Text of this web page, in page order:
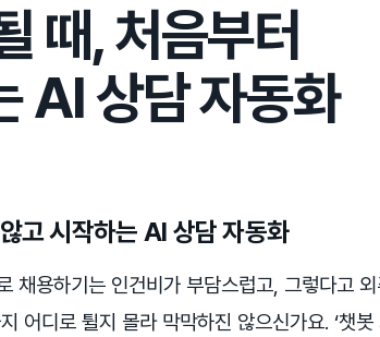
때, 처음부터
AI 상담 자동화
고 시작하는 AI 상담 자동화
채용하기는 인건비가 부담스럽고, 그렇다고 외
어디로 튈지 몰라 막막하진 않으신가요. ‘챗봇